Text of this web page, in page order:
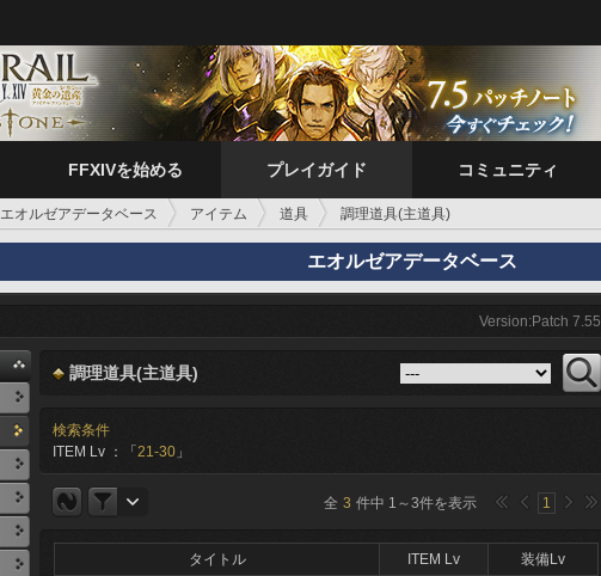
FFXIVを始める プレイガイド コミュニティ
エオルゼアデータベース アイテム 道具 調理道具(主道具)
エオルゼアデータベース
Version:Patch 7.55
調理道具(主道具)
検索条件
ITEM Lv ：「 21-30 」
全 3 件中 1 ～3件を表示 1
タイトル ITEM Lv 装備Lv